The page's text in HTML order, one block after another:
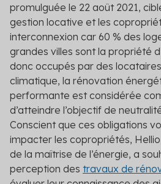
promulguée le 22 août 2021,
gestion locative et les
interconnexion car 60 % des
grandes villes sont la propriété
donc occupés par des
climatique, la rénovation
performante est considérée
d’atteindre l’objectif de
Conscient que ces obligations
impacter les copropriétés,
de la maîtrise de l’énergie, a
perception des travaux de